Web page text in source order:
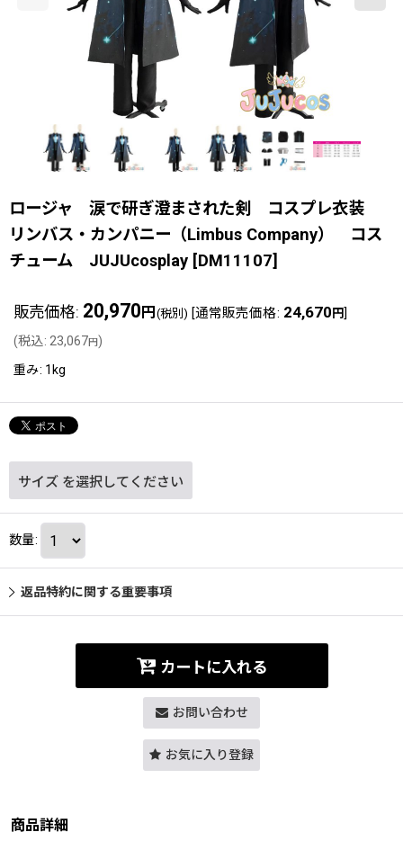
ロージャ 涙で研ぎ澄まされた剣 コスプレ衣装
リンバス・カンパニー（Limbus Company） コス
チューム JUJUcosplay [DM11107]
販売価格: 20,970 円 (税別) [通常販売価格: 24,670 円]
(税込: 23,067円)
重み: 1kg
サイズ を選択してください
数量:
返品特約に関する重要事項
カートに入れる
お問い合わせ
お気に入り登録
商品詳細